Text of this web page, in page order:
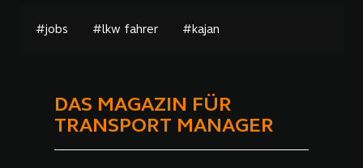
#jobs #lkw fahrer #kajan
DAS MAGAZIN FÜR
TRANSPORT MANAGER